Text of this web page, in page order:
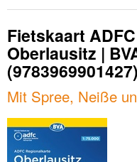
Fietskaart
Oberlausitz |
(9783969901427)
Mit Spree, Neiße